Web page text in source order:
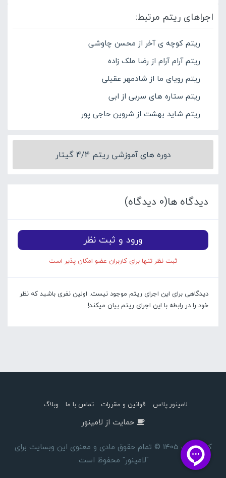
اجراهای ریتم مرتبط:
ریتم کوچه ی آخر از محسن چاوشی
ریتم آرام آرام از رضا ملک زاده
ریتم رویای ما از شادمهر عقیلی
ریتم ستاره های سربی از ابی
ریتم شاید بهشت از شروین حاجی پور
دوره های آموزشی ریتم 4/4 گیتار
دیدگاه ها(0 دیدگاه)
ورود و ثبت نظر
ثبت نظر تنها برای کاربران عضو امکان پذیر است
دیدگاهی برای این اجرای ریتم موجود نیست. اولین نفری باشید که نظر
خود را در رابطه با این اجرای ریتم بیان میکند!
لامینور پلاس قوانین و مقررات تماس با ما وبلاگ
حمایت از لامینور
کپی رایت 1405 © تمام حقوق مادی و معنوی این وبسایت برای
"لامینور" محفوظ است.